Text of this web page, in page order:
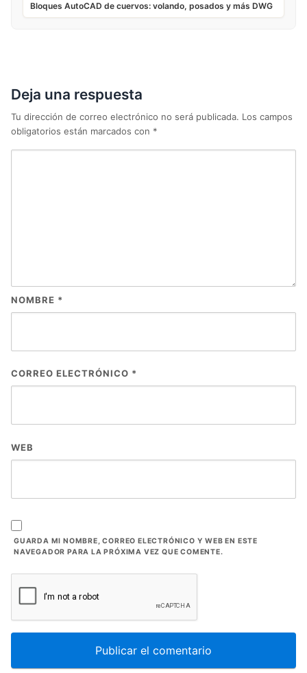
Bloques AutoCAD de cuervos: volando, posados y más DWG
Deja una respuesta
Tu dirección de correo electrónico no será publicada. Los campos
obligatorios están marcados con *
NOMBRE *
CORREO ELECTRÓNICO *
WEB
GUARDA MI NOMBRE, CORREO ELECTRÓNICO Y WEB EN ESTE
NAVEGADOR PARA LA PRÓXIMA VEZ QUE COMENTE.